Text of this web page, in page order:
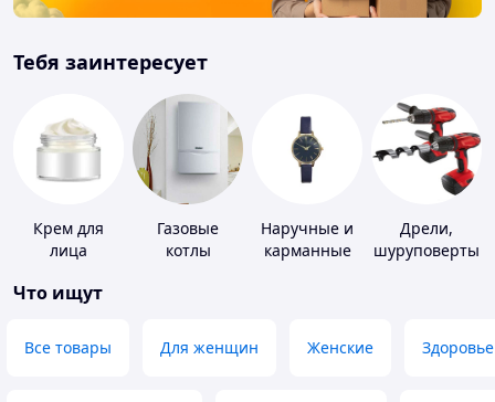
Тебя заинтересует
Крем для
лица
Газовые
котлы
Наручные и
карманные
Дрели,
шуруповерты
Что ищут
Все товары Для женщин Женские Здоровье